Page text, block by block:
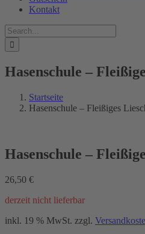
Kontakt
Suche
nach:
Hasenschule –
Startseite
Hasenschule – Fleißiges
Hasenschule –
26,50 €
derzeit nicht lieferbar
inkl. 19 % MwSt. zzgl.